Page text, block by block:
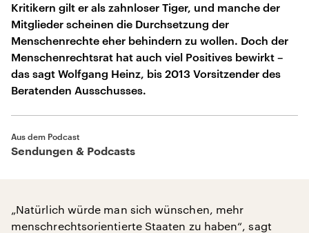
Kritikern gilt er als zahnloser Tiger, und manche der
Mitglieder scheinen die Durchsetzung der
Menschenrechte eher behindern zu wollen. Doch der
Menschenrechtsrat hat auch viel Positives bewirkt –
das sagt Wolfgang Heinz, bis 2013 Vorsitzender des
Beratenden Ausschusses.
Aus dem Podcast
Sendungen & Podcasts
„Natürlich würde man sich wünschen, mehr
menschrechtsorientierte Staaten zu haben“, sagt